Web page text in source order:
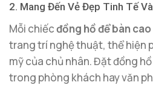
2. Mang Đến Vẻ Đẹp Tinh Tế
Mỗi chiếcđồng hồ để bàn
trang trí nghệ thuật, thể hiện
mỹ của chủ nhân. Đặt đồng
trong phòng khách hay văn